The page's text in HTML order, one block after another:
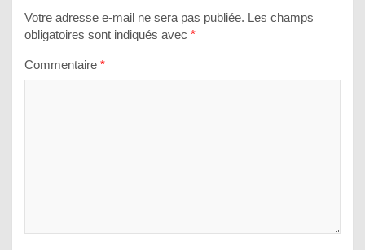
Votre adresse e-mail ne sera pas publiée. Les champs
obligatoires sont indiqués avec *
Commentaire *